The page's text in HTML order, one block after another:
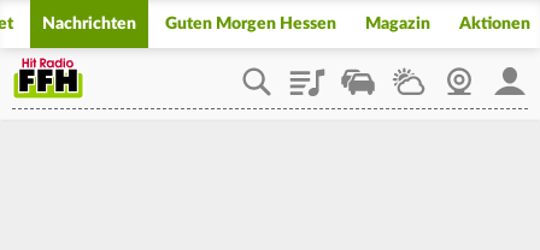
Nachrichten Guten Morgen Hessen Magazin Aktionen
PlaylistStaupilotWetterWebcam